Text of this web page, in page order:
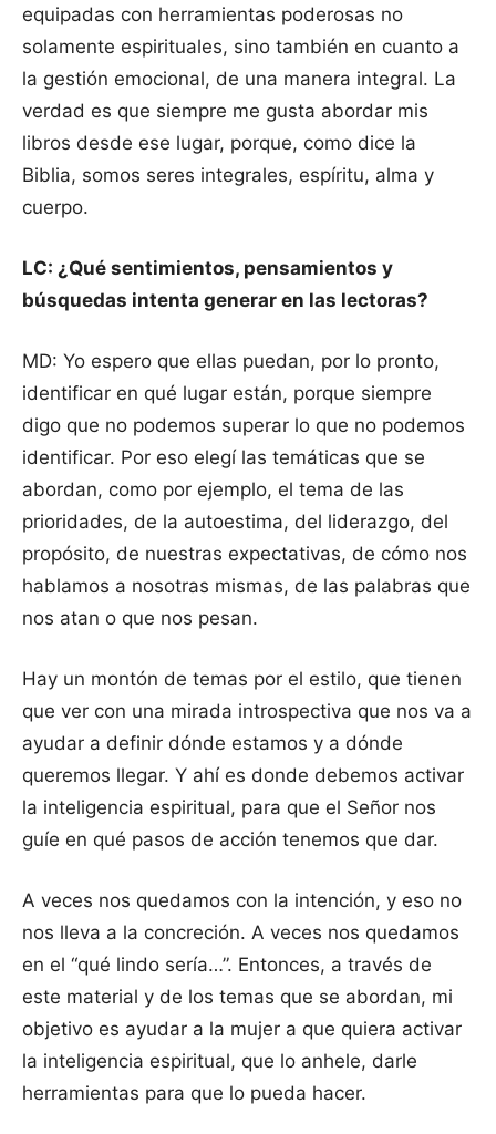
equipadas con herramientas poderosas no
solamente espirituales, sino también en cuanto a
la gestión emocional, de una manera integral. La
verdad es que siempre me gusta abordar mis
libros desde ese lugar, porque, como dice la
Biblia, somos seres integrales, espíritu, alma y
cuerpo.
LC: ¿Qué sentimientos, pensamientos y
búsquedas intenta generar en las lectoras?
MD: Yo espero que ellas puedan, por lo pronto,
identificar en qué lugar están, porque siempre
digo que no podemos superar lo que no podemos
identificar. Por eso elegí las temáticas que se
abordan, como por ejemplo, el tema de las
prioridades, de la autoestima, del liderazgo, del
propósito, de nuestras expectativas, de cómo nos
hablamos a nosotras mismas, de las palabras que
nos atan o que nos pesan.
Hay un montón de temas por el estilo, que tienen
que ver con una mirada introspectiva que nos va a
ayudar a definir dónde estamos y a dónde
queremos llegar. Y ahí es donde debemos activar
la inteligencia espiritual, para que el Señor nos
guíe en qué pasos de acción tenemos que dar.
A veces nos quedamos con la intención, y eso no
nos lleva a la concreción. A veces nos quedamos
en el “qué lindo sería…”. Entonces, a través de
este material y de los temas que se abordan, mi
objetivo es ayudar a la mujer a que quiera activar
la inteligencia espiritual, que lo anhele, darle
herramientas para que lo pueda hacer.